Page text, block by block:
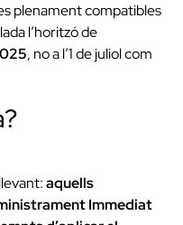
plenament compatibles
l’horitzó de
, no a l’1 de juliol com
aquells
Immediat